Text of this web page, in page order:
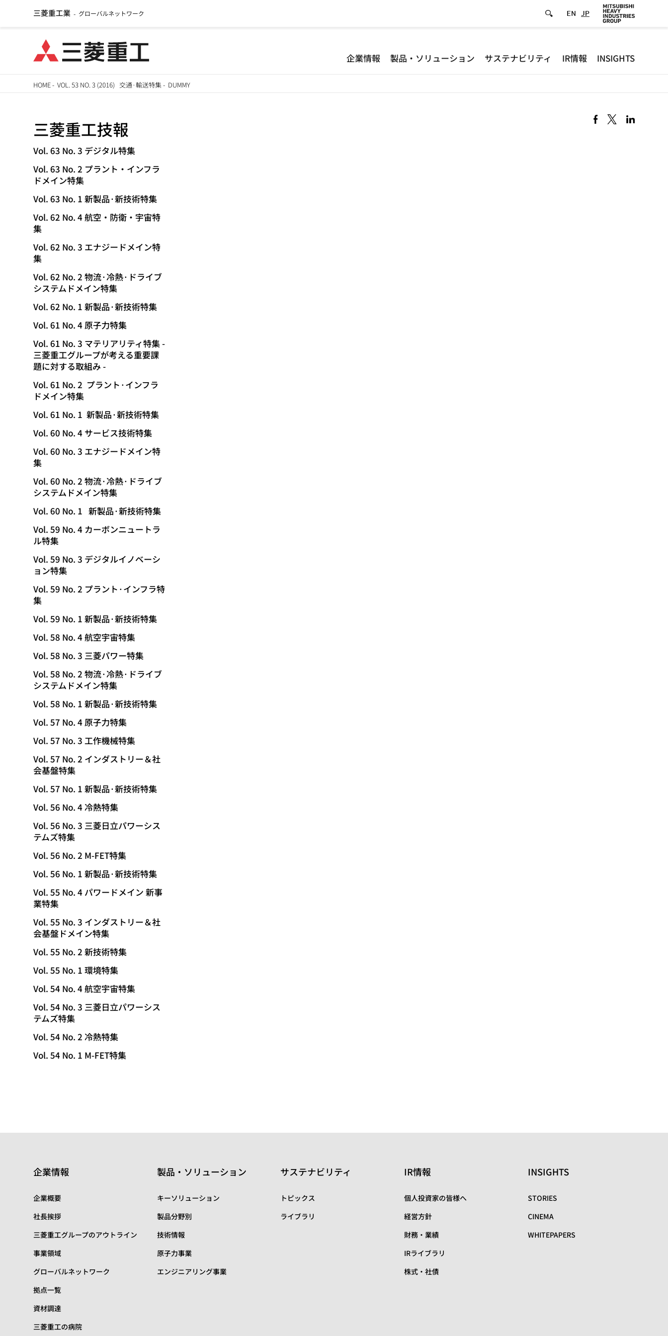
イ
三菱重工業 - グローバルネットワーク EN JP
-
企業情報 製品・ソリューション サステナビリティ IR情報 INSIGHTS
HOME-VOL. 53 NO. 3 (2016) 交通·輸送特集- DUMMY
三菱重工技報
TECHNICAL
REVIEW
Vol. 63 No. 3 デジタル特集
Vol. 63 No. 2 プラント・インフラ
ドメイン特集
Vol. 63 No. 1 新製品·新技術特集
Vol. 62 No. 4 航空・防衛・宇宙特
集
Vol. 62 No. 3 エナジードメイン特
集
Vol. 62 No. 2 物流·冷熱·ドライブ
システムドメイン特集
Vol. 62 No. 1 新製品·新技術特集
Vol. 61 No. 4 原子力特集
Vol. 61 No. 3 マテリアリティ特集 -
三菱重工グループが考える重要課
題に対する取組み -
Vol. 61 No. 2 プラント·インフラ
ドメイン特集
Vol. 61 No. 1 新製品·新技術特集
Vol. 60 No. 4 サービス技術特集
Vol. 60 No. 3 エナジードメイン特
集
Vol. 60 No. 2 物流·冷熱·ドライブ
システムドメイン特集
Vol. 60 No. 1 新製品·新技術特集
Vol. 59 No. 4 カーボンニュートラ
ル特集
Vol. 59 No. 3 デジタルイノベーシ
ョン特集
Vol. 59 No. 2 プラント·インフラ特
集
Vol. 59 No. 1 新製品·新技術特集
Vol. 58 No. 4 航空宇宙特集
Vol. 58 No. 3 三菱パワー特集
Vol. 58 No. 2 物流·冷熱·ドライブ
システムドメイン特集
Vol. 58 No. 1 新製品·新技術特集
Vol. 57 No. 4 原子力特集
Vol. 57 No. 3 工作機械特集
Vol. 57 No. 2 インダストリー＆社
会基盤特集
Vol. 57 No. 1 新製品·新技術特集
Vol. 56 No. 4 冷熱特集
Vol. 56 No. 3 三菱日立パワーシス
テムズ特集
Vol. 56 No. 2 M-FET特集
Vol. 56 No. 1 新製品·新技術特集
Vol. 55 No. 4 パワードメイン 新事
業特集
Vol. 55 No. 3 インダストリー＆社
会基盤ドメイン特集
Vol. 55 No. 2 新技術特集
Vol. 55 No. 1 環境特集
Vol. 54 No. 4 航空宇宙特集
Vol. 54 No. 3 三菱日立パワーシス
テムズ特集
Vol. 54 No. 2 冷熱特集
Vol. 54 No. 1 M-FET特集
企業情報
企業概要
社長挨拶
三菱重工グループのアウトライン
事業領域
グローバルネットワーク
拠点一覧
資材調達
三菱重工の病院
製品・ソリューション
キーソリューション
製品分野別
技術情報
原子力事業
エンジニアリング事業
サステナビリティ
トピックス
ライブラリ
IR情報
個人投資家の皆様へ
経営方針
財務・業績
IRライブラリ
株式・社債
INSIGHTS
STORIES
CINEMA
WHITEPAPERS